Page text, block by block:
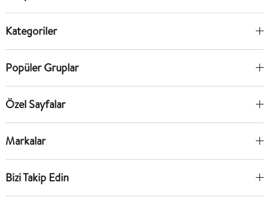
Kategoriler
Popüler Gruplar
Özel Sayfalar
Markalar
Bizi Takip Edin